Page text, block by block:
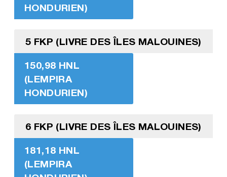
HONDURIEN)
5 FKP (LIVRE DES ÎLES MALOUINES)
150,98 HNL
(LEMPIRA
HONDURIEN)
6 FKP (LIVRE DES ÎLES MALOUINES)
181,18 HNL
(LEMPIRA